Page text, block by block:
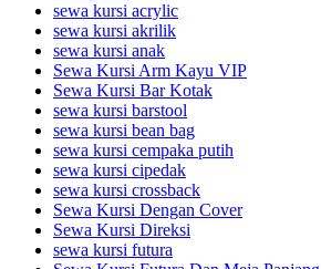
sewa kursi acrylic
sewa kursi akrilik
sewa kursi anak
Sewa Kursi Arm Kayu VIP
Sewa Kursi Bar Kotak
sewa kursi barstool
sewa kursi bean bag
sewa kursi cempaka putih
sewa kursi cipedak
sewa kursi crossback
Sewa Kursi Dengan Cover
Sewa Kursi Direksi
sewa kursi futura